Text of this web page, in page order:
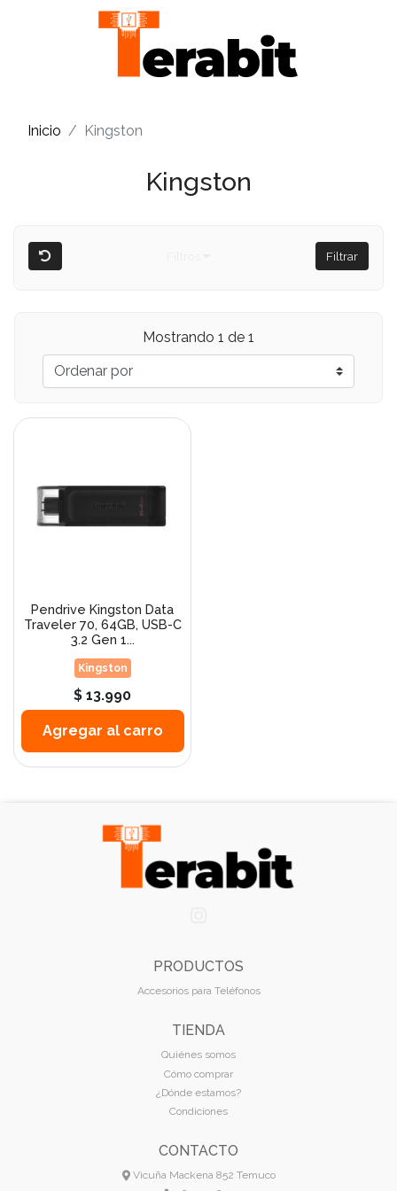
Inicio Kingston
Kingston
Filtrar
Mostrando 1 de 1
Pendrive Kingston Data
Traveler 70, 64GB, USB-C
3.2 Gen 1...
Kingston
$ 13.990
Agregar al carro
PRODUCTOS
Accesorios para Teléfonos
TIENDA
Quiénes somos
Cómo comprar
¿Dónde estamos?
Condiciones
CONTACTO
Vicuña Mackena 852 Temuco